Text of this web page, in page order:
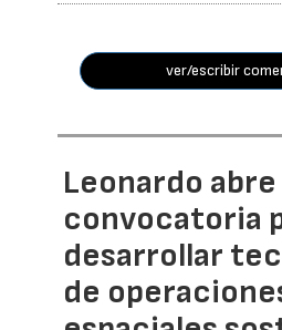
ver/escribir
Leonardo abre
convocatoria
desarrollar
de